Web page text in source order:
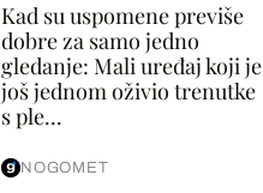
Kad su uspomene previše
dobre za samo jedno
gledanje: Mali uređaj koji je
još jednom oživio trenutke
s ple...
NOGOMET